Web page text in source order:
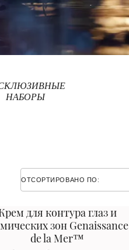
НАБОРЫ
ОТСОРТИРОВАНО ПО:
для контура глаз и
зон Genaissance
de la Mer™